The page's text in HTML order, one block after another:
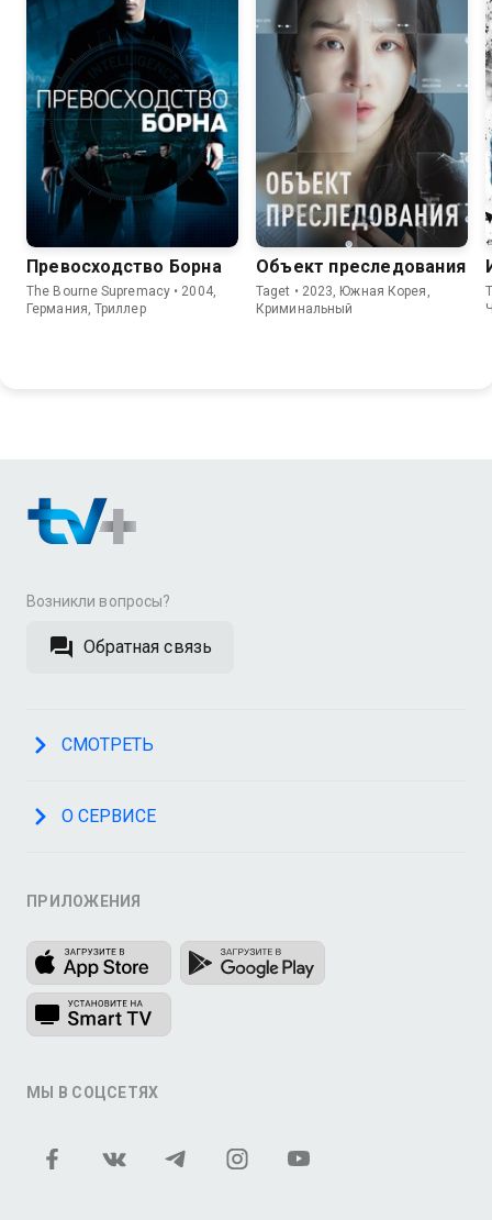
Превосходство Борна
The Bourne Supremacy • 2004,
Германия, Триллер
Объект преследования
Taget • 2023, Южная Корея,
Криминальный
Возникли вопросы?
Обратная связь
СМОТРЕТЬ
О СЕРВИСЕ
ПРИЛОЖЕНИЯ
МЫ В СОЦСЕТЯХ